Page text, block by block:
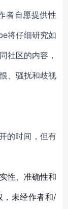
者自愿提供性
将仔细研究如
社区的内容 ，
、 骚扰和歧视
的时间，但有
性、准确性和
，未经作者和/